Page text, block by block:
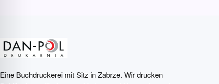
Eine Buchdruckerei mit Sitz in Zabrze. Wir drucken